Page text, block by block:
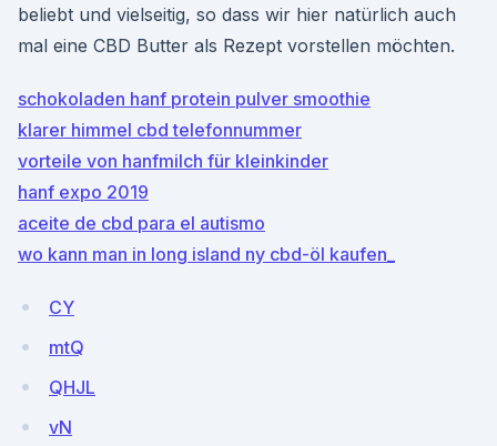
beliebt und vielseitig, so dass wir hier natürlich auch
mal eine CBD Butter als Rezept vorstellen möchten.
schokoladen hanf protein pulver smoothie
klarer himmel cbd telefonnummer
vorteile von hanfmilch für kleinkinder
hanf expo 2019
aceite de cbd para el autismo
wo kann man in long island ny cbd-öl kaufen_
CY
mtQ
QHJL
vN